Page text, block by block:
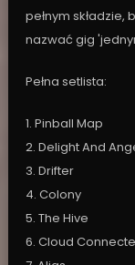
pełnym
nazwać gig
Pełna setlista:
1. Pinball Map
2. Delight And
3. Drifter
4. Colony
5. The Hive
6. Cloud